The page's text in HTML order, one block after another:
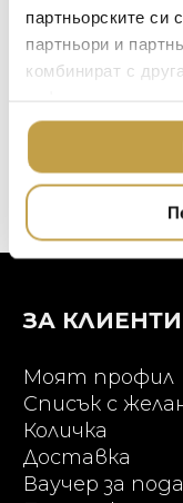
партньорските си
партньори и
комбинират с
ползването от
ЗА КЛИЕНТИ
Моят профил
Списък с
Количка
Доставка
Ваучер за